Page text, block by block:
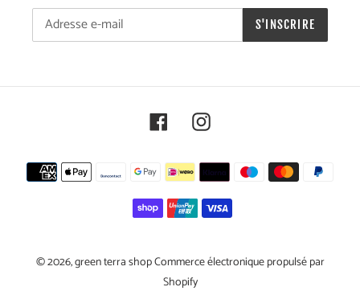
S'INSCRIRE
FacebookInstagram
Moyens
de
paiement
© 2026,green terra shopCommerce électronique propulsé par
Shopify